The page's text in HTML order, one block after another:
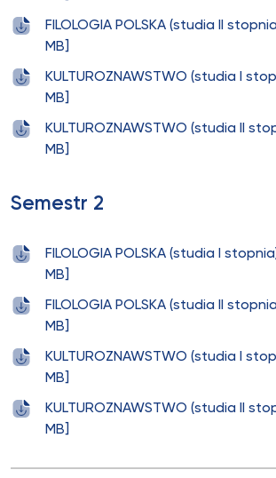
FILOLOGIA POLSKA (studia II
MB]
KULTUROZNAWSTWO (studia I
MB]
KULTUROZNAWSTWO (studia II
MB]
Semestr 2
FILOLOGIA POLSKA (studia I
MB]
FILOLOGIA POLSKA (studia II
MB]
KULTUROZNAWSTWO (studia I
MB]
KULTUROZNAWSTWO (studia II
MB]